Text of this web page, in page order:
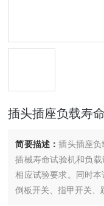
插头插座负载寿
简要描述：插头插座
插械寿命试验机和负
相应试验要求。同时本
倒板开关、指甲开关、